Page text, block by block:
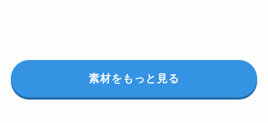
素材をもっと見る